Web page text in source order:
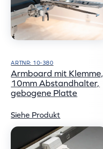
ARTNR: 10-380
Armboard mit Klemme,
10mm Abstandhalter,
gebogene Platte
Siehe Produkt